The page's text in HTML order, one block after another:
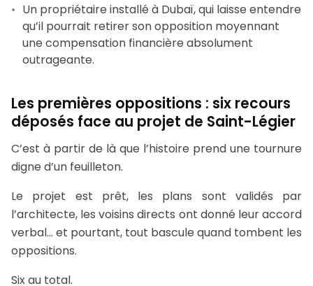
Un propriétaire installé à Dubaï, qui laisse entendre
qu’il pourrait retirer son opposition moyennant
une compensation financière absolument
outrageante.
Les premières oppositions : six recours
déposés face au projet de Saint-Légier
C’est à partir de là que l’histoire prend une tournure
digne d’un feuilleton.
Le projet est prêt, les plans sont validés par
l’architecte, les voisins directs ont donné leur accord
verbal… et pourtant, tout bascule quand tombent les
oppositions.
Six au total.